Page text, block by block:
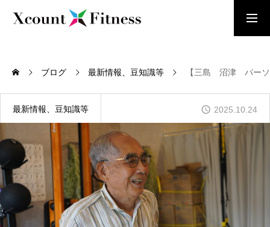
トップページ
当店について
ABOUT US
遺伝子検査について
GENETIC TESTING
ブログ 最新情報、豆知識等 【三島 沼津 パーソ
最新情報、豆知識等 2025.10.24